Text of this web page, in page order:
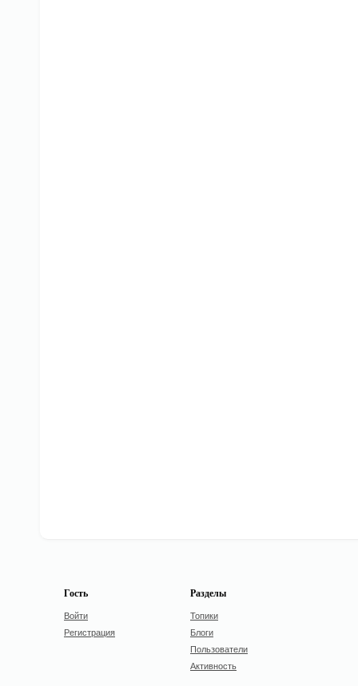
Гость
Войти
Регистрация
Разделы
Топики
Блоги
Пользователи
Активность